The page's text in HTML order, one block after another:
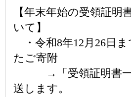
【年末年始の受領証明
いて】
・令和8年12月26日ま
たご寄附
→「受領証明書一
送します。